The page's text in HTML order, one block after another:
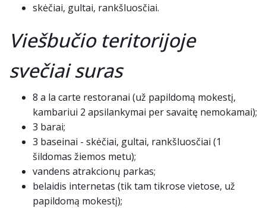
skėčiai, gultai, rankšluosčiai.
Viešbučio teritorijoje
svečiai suras
8 a la carte restoranai (už papildomą mokestį,
kambariui 2 apsilankymai per savaitę nemokamai);
3 barai;
3 baseinai - skėčiai, gultai, rankšluosčiai (1
šildomas žiemos metu);
vandens atrakcionų parkas;
belaidis internetas (tik tam tikrose vietose, už
papildomą mokestį);